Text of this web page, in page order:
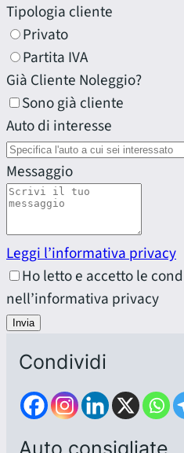
Tipologia cliente
Privato
Partita IVA
Già Cliente Noleggio?
Sono già cliente
Auto di interesse
Messaggio
Leggi l’informativa privacy
Ho letto e accetto le
nell’informativa privacy
Invia
Condividi